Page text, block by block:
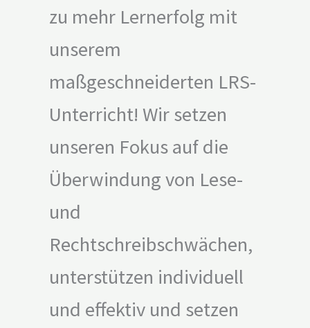
zu mehr Lernerfolg mit
unserem
maßgeschneiderten LRS-
Unterricht! Wir setzen
unseren Fokus auf die
Überwindung von Lese-
und
Rechtschreibschwächen,
unterstützen individuell
und effektiv und setzen